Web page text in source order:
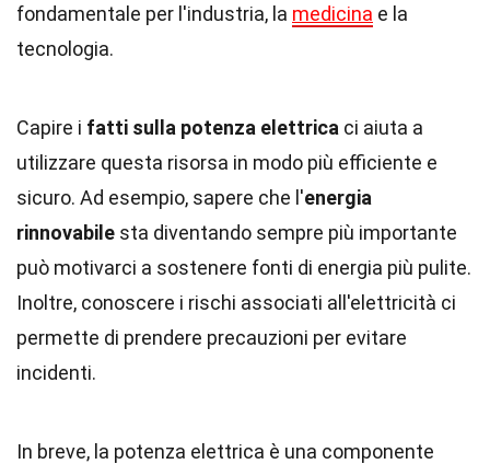
fondamentale per l'industria, la medicina e la
tecnologia.
Capire i fatti sulla potenza elettrica ci aiuta a
utilizzare questa risorsa in modo più efficiente e
sicuro. Ad esempio, sapere che l'energia
rinnovabile sta diventando sempre più importante
può motivarci a sostenere fonti di energia più pulite.
Inoltre, conoscere i rischi associati all'elettricità ci
permette di prendere precauzioni per evitare
incidenti.
In breve, la potenza elettrica è una componente